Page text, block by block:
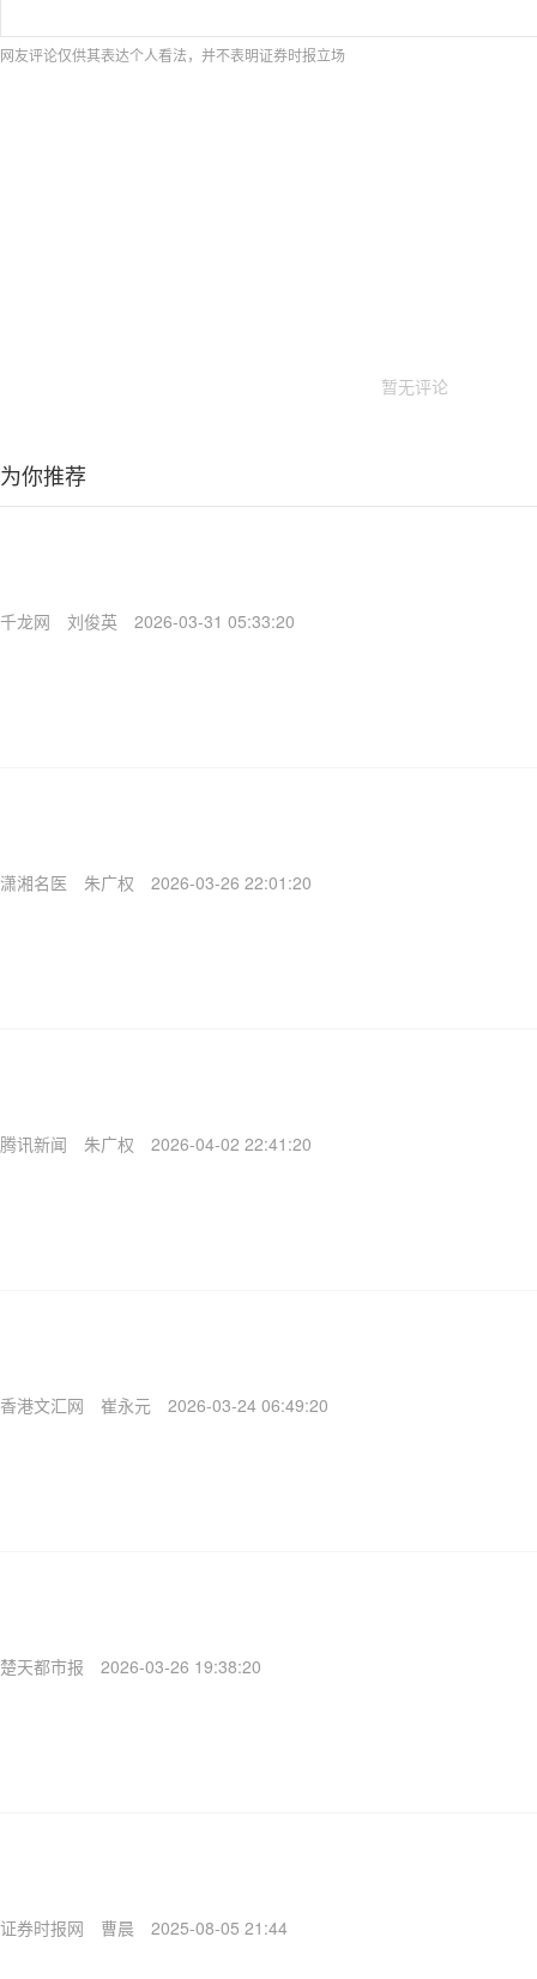
网友评论仅供其表达个人看法，并不表明证券时报立场
暂无评论
为你推荐
千龙网 刘俊英 2026-03-31 05:33:20
潇湘名医 朱广权 2026-03-26 22:01:20
腾讯新闻 朱广权 2026-04-02 22:41:20
香港文汇网 崔永元 2026-03-24 06:49:20
楚天都市报 2026-03-26 19:38:20
证券时报网 曹晨 2025-08-05 21:44